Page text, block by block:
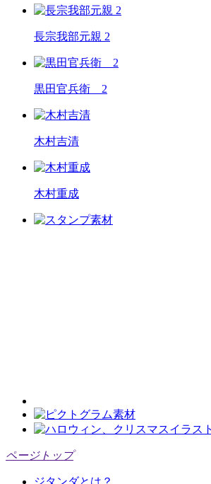
長宗我部元親 2
黒田官兵衛 2
木村吉清
木村重成
ページトップ
ジタンダとは？